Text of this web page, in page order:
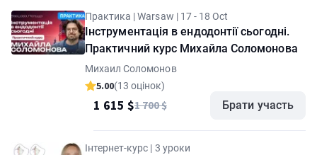
Практика | Warsaw | 17 - 18 Oct
Інструментація в ендодонтії сьогодні.
Практичний курс Михайла Соломонова
Михаил Соломонов
5.00(13 оцінок)
1 615 $1 700 $ Брати участь
Інтернет-курс | 3 уроки